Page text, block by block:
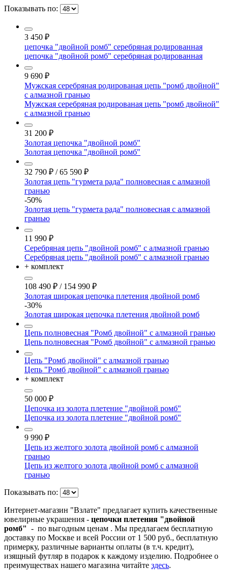
Показывать по:
3 450 ₽
цепочка "двойной ромб" серебряная родированная
цепочка "двойной ромб" серебряная родированная
9 690 ₽
Мужская серебряная родированая цепь "ромб двойной"
с алмазной гранью
Мужская серебряная родированая цепь "ромб двойной"
с алмазной гранью
31 200 ₽
Золотая цепочка "двойной ромб"
Золотая цепочка "двойной ромб"
32 790 ₽ / 65 590 ₽
Золотая цепь "гурмета рада" полновесная с алмазной
гранью
-50%
Золотая цепь "гурмета рада" полновесная с алмазной
гранью
11 990 ₽
Серебряная цепь "двойной ромб" с алмазной гранью
Серебряная цепь "двойной ромб" с алмазной гранью
+ комплект
108 490 ₽ / 154 990 ₽
Золотая широкая цепочка плетения двойной ромб
-30%
Золотая широкая цепочка плетения двойной ромб
Цепь полновесная "Ромб двойной" с алмазной гранью
Цепь полновесная "Ромб двойной" с алмазной гранью
Цепь "Ромб двойной" с алмазной гранью
Цепь "Ромб двойной" с алмазной гранью
+ комплект
50 000 ₽
Цепочка из золота плетение "двойной ромб"
Цепочка из золота плетение "двойной ромб"
9 990 ₽
Цепь из желтого золота двойной ромб с алмазной
гранью
Цепь из желтого золота двойной ромб с алмазной
гранью
Показывать по:
Интернет-магазин "Взлате" предлагает купить качественные
ювелирные украшения - цепочки плетения "двойной
ромб" - по выгодным ценам . Мы предлагаем бесплатную
доставку по Москве и всей России от 1 500 руб., бесплатную
примерку, различные варианты оплаты (в т.ч. кредит),
изящный футляр в подарок к каждому изделию. Подробнее о
преимуществах нашего магазина читайте здесь.